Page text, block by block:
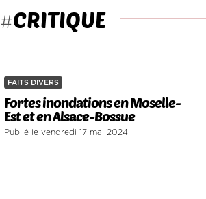
#CRITIQUE
FAITS DIVERS
Fortes inondations en Moselle-
Est et en Alsace-Bossue
Publié le vendredi 17 mai 2024